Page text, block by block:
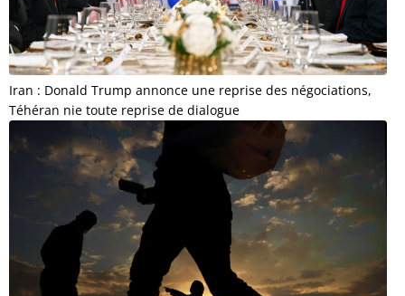
Iran : Donald Trump annonce une reprise des négociations,
Téhéran nie toute reprise de dialogue